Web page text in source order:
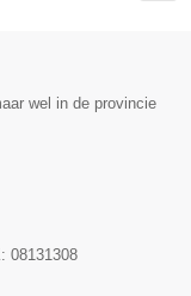
wel in de provincie
08131308